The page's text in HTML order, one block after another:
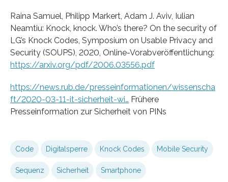
Raina Samuel, Philipp Markert, Adam J. Aviv, Iulian
Neamtiu: Knock, knock. Who’s there? On the security of
LG’s Knock Codes, Symposium on Usable Privacy and
Security (SOUPS), 2020, Online-Vorabveröffentlichung:
https://arxiv.org/pdf/2006.03556.pdf
https://news.rub.de/presseinformationen/wissenscha
ft/2020-03-11-it-sicherheit-wi… Frühere
Presseinformation zur Sicherheit von PINs
Code Digitalsperre Knock Codes Mobile Security
Sequenz Sicherheit Smartphone